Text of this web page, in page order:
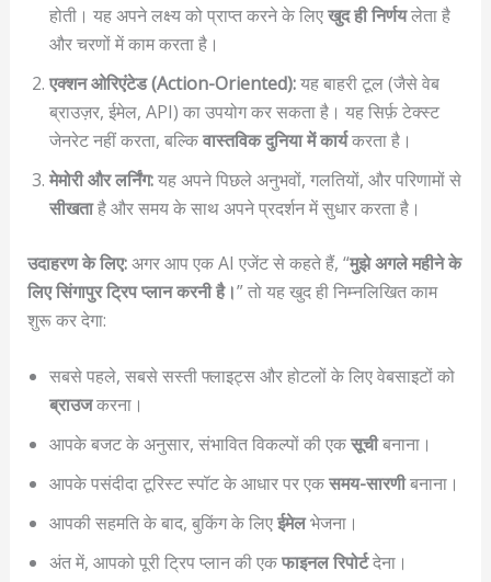
होती। यह अपने लक्ष्य को प्राप्त करने के लिएखुद ही निर्णयलेता है
और चरणों में काम करता है।
एक्शन ओरिएंटेड (Action-Oriented):यह बाहरी टूल (जैसे वेब
ब्राउज़र, ईमेल, API) का उपयोग कर सकता है। यह सिर्फ़ टेक्स्ट
जेनरेट नहीं करता, बल्किवास्तविक दुनिया में कार्यकरता है।
मेमोरी और लर्निंग:यह अपने पिछले अनुभवों, गलतियों, और परिणामों से
सीखताहै और समय के साथ अपने प्रदर्शन में सुधार करता है।
उदाहरण के लिए:अगर आप एक AI एजेंट से कहते हैं, “मुझे अगले महीने के
लिए सिंगापुर ट्रिप प्लान करनी है।” तो यह खुद ही निम्नलिखित काम
शुरू कर देगा:
सबसे पहले, सबसे सस्ती फ्लाइट्स और होटलों के लिए वेबसाइटों को
ब्राउजकरना।
आपके बजट के अनुसार, संभावित विकल्पों की एकसूचीबनाना।
आपके पसंदीदा टूरिस्ट स्पॉट के आधार पर एकसमय-सारणीबनाना।
आपकी सहमति के बाद, बुकिंग के लिएईमेलभेजना।
अंत में, आपको पूरी ट्रिप प्लान की एकफाइनल रिपोर्टदेना।